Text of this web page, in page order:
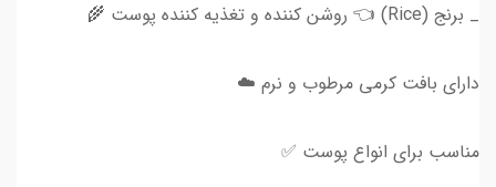
_ برنج (Rice) 👈 روشن کننده و تغذیه کننده پوست 🌾
دارای بافت کرمی مرطوب و نرم ☁️
مناسب برای انواع پوست ✅